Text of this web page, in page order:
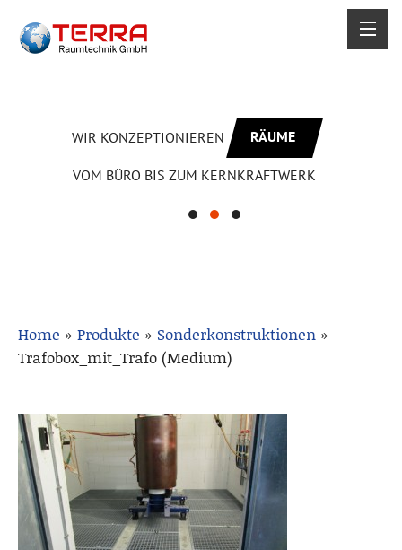
WIR KONZEPTIONIEREN RÄUME
VOM BÜRO BIS ZUM KERNKRAFTWERK
Home » Produkte » Sonderkonstruktionen »
Trafobox_mit_Trafo (Medium)